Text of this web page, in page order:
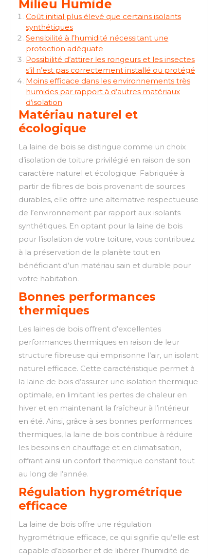
Milieu Humide
Coût initial plus élevé que certains isolants
synthétiques
Sensibilité à l’humidité nécessitant une
protection adéquate
Possibilité d’attirer les rongeurs et les insectes
s’il n’est pas correctement installé ou protégé
Moins efficace dans les environnements très
humides par rapport à d’autres matériaux
d’isolation
Matériau naturel et
écologique
La laine de bois se distingue comme un choix
d’isolation de toiture privilégié en raison de son
caractère naturel et écologique. Fabriquée à
partir de fibres de bois provenant de sources
durables, elle offre une alternative respectueuse
de l’environnement par rapport aux isolants
synthétiques. En optant pour la laine de bois
pour l’isolation de votre toiture, vous contribuez
à la préservation de la planète tout en
bénéficiant d’un matériau sain et durable pour
votre habitation.
Bonnes performances
thermiques
Les laines de bois offrent d’excellentes
performances thermiques en raison de leur
structure fibreuse qui emprisonne l’air, un isolant
naturel efficace. Cette caractéristique permet à
la laine de bois d’assurer une isolation thermique
optimale, en limitant les pertes de chaleur en
hiver et en maintenant la fraîcheur à l’intérieur
en été. Ainsi, grâce à ses bonnes performances
thermiques, la laine de bois contribue à réduire
les besoins en chauffage et en climatisation,
offrant ainsi un confort thermique constant tout
au long de l’année.
Régulation hygrométrique
efficace
La laine de bois offre une régulation
hygrométrique efficace, ce qui signifie qu’elle est
capable d’absorber et de libérer l’humidité de